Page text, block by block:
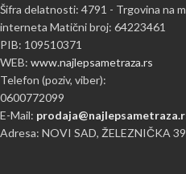
Šifra delatnosti: 4791 - Trgovina na
interneta Matični broj: 64223461
PIB: 109510371
WEB: www.najlepsametraza.rs
Telefon (poziv, viber):
0600772099
E-Mail:
Adresa: NOVI SAD, ŽELEZNIČKA 39